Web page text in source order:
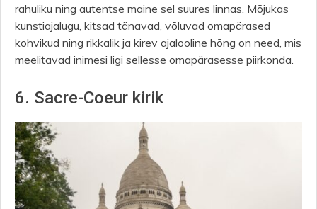
rahuliku ning autentse maine sel suures linnas. Mõjukas
kunstiajalugu, kitsad tänavad, võluvad omapärased
kohvikud ning rikkalik ja kirev ajalooline hõng on need, mis
meelitavad inimesi ligi sellesse omapärasesse piirkonda.
6. Sacre-Coeur kirik